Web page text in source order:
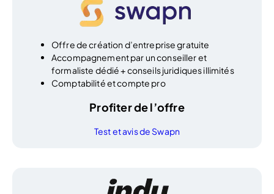
Offre de création d’entreprise gratuite
Accompagnement par un conseiller et
formaliste dédié + conseils juridiques illimités
Comptabilité et compte pro
Profiter de l’offre
Test et avis de Swapn